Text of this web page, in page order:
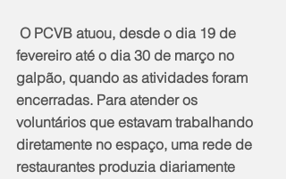
fevereiro até o dia 30 de março no
galpão, quando as atividades foram
encerradas. Para atender os
voluntários que estavam trabalhando
diretamente no espaço, uma rede de
restaurantes produzia diariamente